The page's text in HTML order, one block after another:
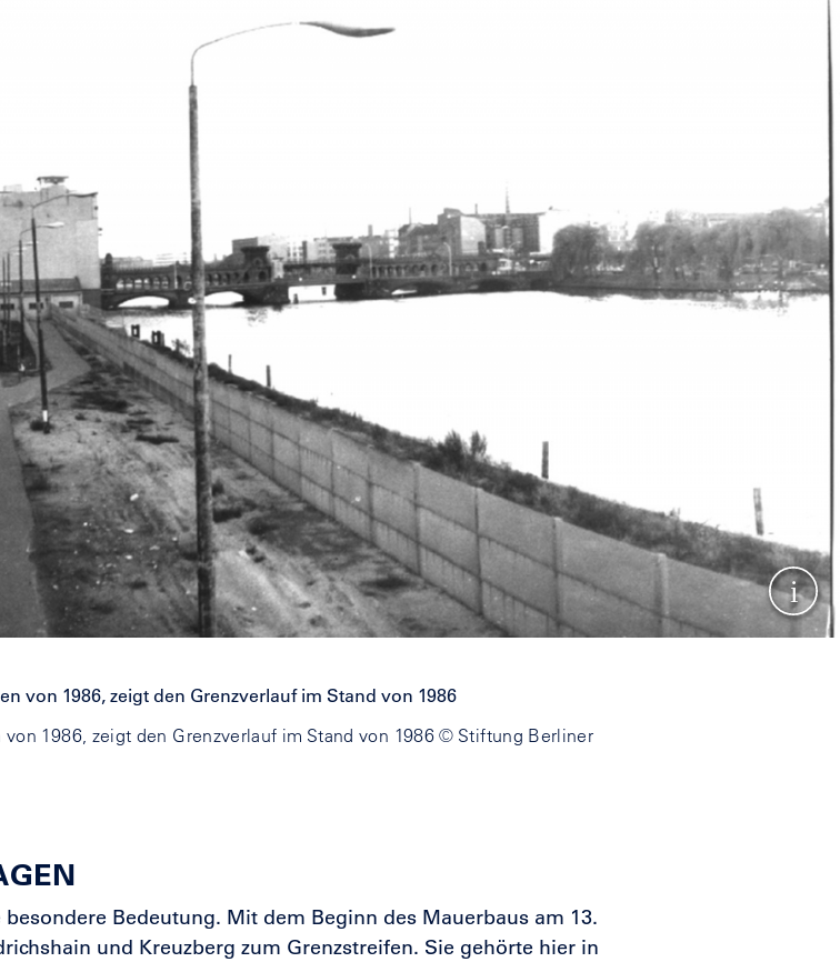
1986, zeigt den Grenzverlauf im Stand von 1986 © Stiftung Berliner
Bedeutung. Mit dem Beginn des Mauerbaus am 13.
und Kreuzberg zum Grenzstreifen. Sie gehörte hier in